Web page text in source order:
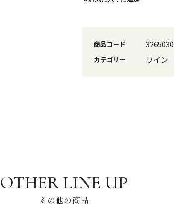
商品コード 3265030
カテゴリー ワイン
その他の商品